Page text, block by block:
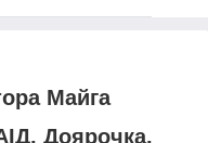
Майга
Доярочка,